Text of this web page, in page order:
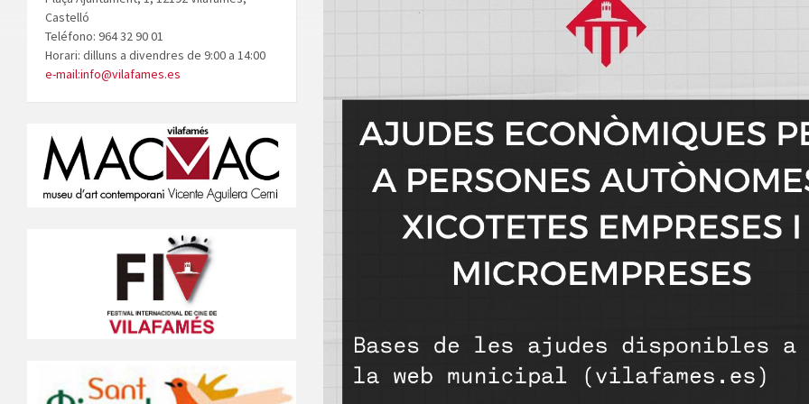
Castelló
Teléfono: 964 32 90 01
Horari: dilluns a divendres de 9:00 a 14:00
e-mail:info@vilafames.es